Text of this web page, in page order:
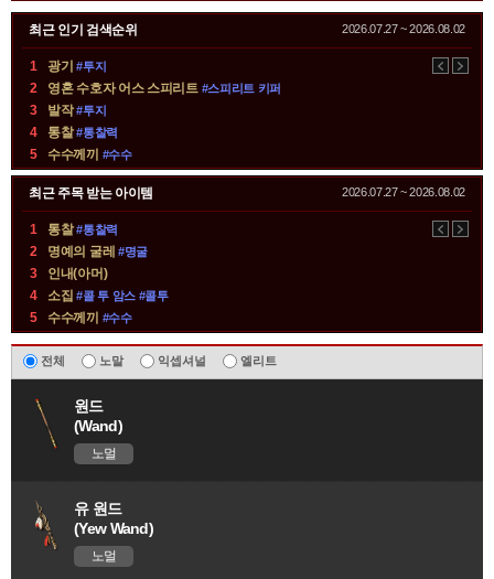
템
위
최근 인기 검색순위 2026.07.27 ~ 2026.08.02
1 광기#투지
2 영혼 수호자 어스 스피리트 #스피리트 키퍼
3 발작#투지
4 통찰#통찰력
5 수수께끼 #수수
이다
최근 주목 받는 아이템 2026.07.27 ~ 2026.08.02
1 통찰#통찰력
2 명예의 굴레 #명굴
3
인내(아머)
4
소집#콜 투 암스 #콜투
5 수수께끼 #수수
이다
무
기
전체 노말 익셉셔널 엘리트
원드
(Wand)
노멀
유 원드
(Yew Wand)
노멀